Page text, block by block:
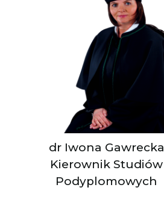
dr Iwona Gawrecka
Kierownik Studiów
Podyplomowych